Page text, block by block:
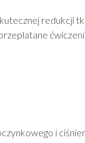
redukcji
i